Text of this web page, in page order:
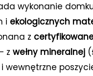
wykonanie
i ekologicznych
z
z wełny mineralnej
wewnętrzne